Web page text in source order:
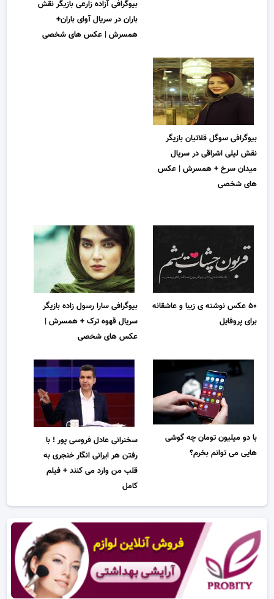
بیوگرافی آزاده زارعی بازیگر نقش
باران در سریال آوای باران+
همسرش | عکس های شخصی
بیوگرافی سوگل قلاتیان بازیگر
نقش لیلی اشراقی در سریال
میدان سرخ + همسرش | عکس
های شخصی
۵۰ عکس نوشته ی زیبا و عاشقانه
برای پروفایل
بیوگرافی سارا رسول زاده بازیگر
سریال قهوه ترک + همسرش |
عکس های شخصی
با دو میلیون تومان چه گوشی
هایی می توانم بخرم؟
سخنرانی عادل فروسی پور ! با
رفتن هر ایرانی انگار خنجری به
قلب من وارد می کنند + فیلم
کامل